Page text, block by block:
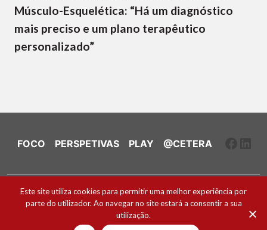
Músculo-Esquelética: “Há um diagnóstico
mais preciso e um plano terapêutico
personalizado”
FOCO PERSPETIVAS PLAY @CETERA
Ficha Técnica e Estatuto Editorial
Política de Cookies
2026 ® Todos os direitos reservados
Este site utiliza cookies para permitir uma melhor experiência por
parte do utilizador. Ao navegar no site estará a consentir a sua
utilização.